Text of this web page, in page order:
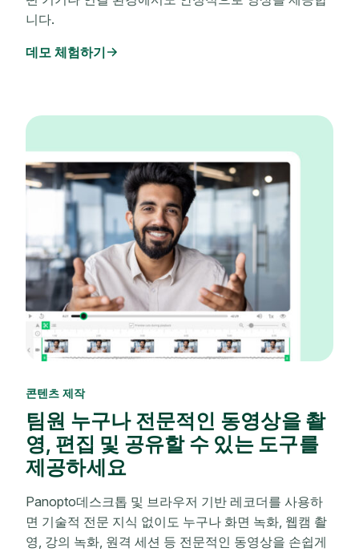
니다.
데모 체험하기
콘텐츠 제작
팀원 누구나 전문적인 동영상을 촬
영, 편집 및 공유할 수 있는 도구를
제공하세요
Panopto데스크톱 및 브라우저 기반 레코더를 사용하
면 기술적 전문 지식 없이도 누구나 화면 녹화, 웹캠 촬
영, 강의 녹화, 원격 세션 등 전문적인 동영상을 손쉽게